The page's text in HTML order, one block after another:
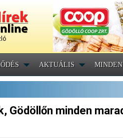
AKTUÁLIS
Gödöllőn minden